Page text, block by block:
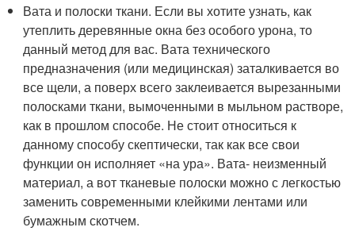
Вата и полоски ткани. Если вы хотите узнать, как
утеплить деревянные окна без особого урона, то
данный метод для вас. Вата технического
предназначения (или медицинская) заталкивается во
все щели, а поверх всего заклеивается вырезанными
полосками ткани, вымоченными в мыльном растворе,
как в прошлом способе. Не стоит относиться к
данному способу скептически, так как все свои
функции он исполняет «на ура». Вата- неизменный
материал, а вот тканевые полоски можно с легкостью
заменить современными клейкими лентами или
бумажным скотчем.